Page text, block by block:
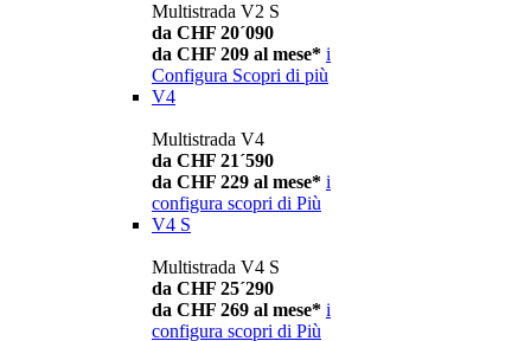
Multistrada V2 S
da CHF 20´090
da CHF 209 al mese* i
Configura Scopri di più
V4
Multistrada V4
da CHF 21´590
da CHF 229 al mese* i
configura scopri di Più
V4 S
Multistrada V4 S
da CHF 25´290
da CHF 269 al mese* i
configura scopri di Più